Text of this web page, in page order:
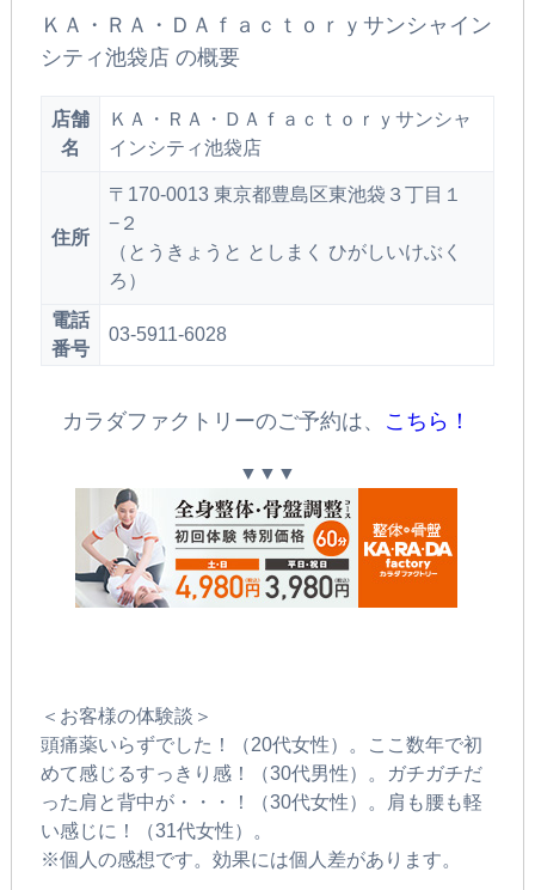
ＫＡ・ＲＡ・ＤＡｆａｃｔｏｒｙサンシャイン
シティ池袋店 の概要
店舗
名
ＫＡ・ＲＡ・ＤＡｆａｃｔｏｒｙサンシャ
インシティ池袋店
住所
〒170-0013 東京都豊島区東池袋３丁目１
−２
（とうきょうと としまく ひがしいけぶく
ろ）
電話
番号
03-5911-6028
カラダファクトリーのご予約は、 こちら！
▼▼▼
＜お客様の体験談＞
頭痛薬いらずでした！（20代女性）。ここ数年で初
めて感じるすっきり感！（30代男性）。ガチガチだ
った肩と背中が・・・！（30代女性）。肩も腰も軽
い感じに！（31代女性）。
※個人の感想です。効果には個人差があります。